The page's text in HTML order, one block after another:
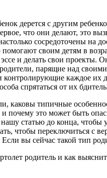
дерется с другим
что они делают, это
сосредоточены на
помогают своим детям в
и делать свои проекты.
парящие над
контролирующие каждое их
спрятаться от их
каковы типичные
почему это может быть
статью до конца, чтобы
чтобы переключиться с
вы сейчас такой тип
родитель и как